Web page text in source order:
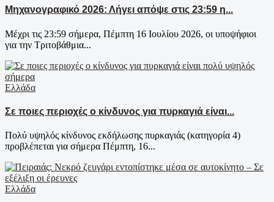
Μηχανογραφικό 2026: Λήγει απόψε στις 23:59 η...
Μέχρι τις 23:59 σήμερα, Πέμπτη 16 Ιουλίου 2026, οι υποψήφιοι
για την Τριτοβάθμια...
Ελλάδα
Σε ποιες περιοχές ο κίνδυνος για πυρκαγιά είναι...
Πολύ υψηλός κίνδυνος εκδήλωσης πυρκαγιάς (κατηγορία 4)
προβλέπεται για σήμερα Πέμπτη, 16...
Ελλάδα